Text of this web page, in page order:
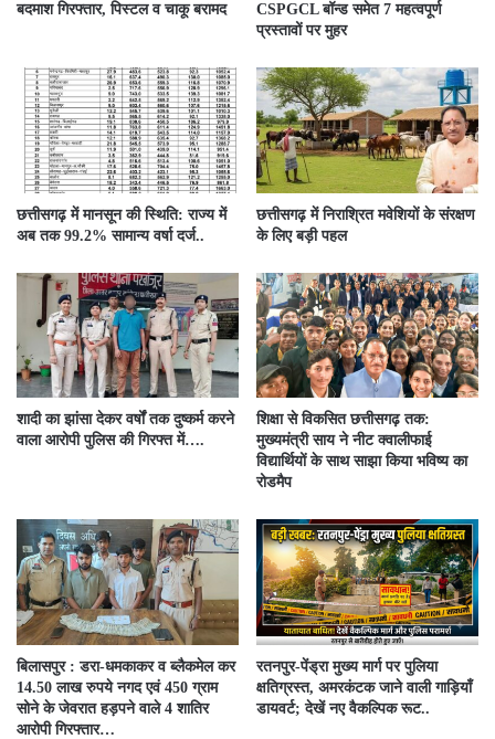
बदमाश गिरफ्तार, पिस्टल व चाकू बरामद
CSPGCL बॉन्ड समेत 7 महत्वपूर्ण
प्रस्तावों पर मुहर
छत्तीसगढ़ में मानसून की स्थिति: राज्य में
अब तक 99.2% सामान्य वर्षा दर्ज..
छत्तीसगढ़ में निराश्रित मवेशियों के संरक्षण
के लिए बड़ी पहल
शादी का झांसा देकर वर्षों तक दुष्कर्म करने
वाला आरोपी पुलिस की गिरफ्त में….
शिक्षा से विकसित छत्तीसगढ़ तक:
मुख्यमंत्री साय ने नीट क्वालीफाई
विद्यार्थियों के साथ साझा किया भविष्य का
रोडमैप
बिलासपुर : डरा-धमकाकर व ब्लैकमेल कर
14.50 लाख रुपये नगद एवं 450 ग्राम
सोने के जेवरात हड़पने वाले 4 शातिर
आरोपी गिरफ्तार…
रतनपुर-पेंड्रा मुख्य मार्ग पर पुलिया
क्षतिग्रस्त, अमरकंटक जाने वाली गाड़ियाँ
डायवर्ट; देखें नए वैकल्पिक रूट..